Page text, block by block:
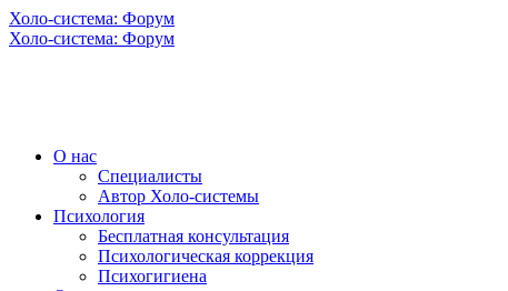
Холо-система: Форум
Холо-система: Форум
О нас
Специалисты
Автор Холо-системы
Психология
Бесплатная консультация
Психологическая коррекция
Психогигиена